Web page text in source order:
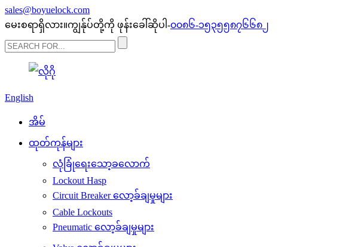
sales@boyuelock.com
မေးစရာရှိလား။ကျွန်ုပ်တို့ကို ဖုန်းခေါ်ဆိုပါ-၀၀၈၆-၁၅၃၅၅၈၇၆၆၈၂
English
အိမ်
ထုတ်ကုန်များ
လုံခြုံရေးသော့ခလောက်
Lockout Hasp
Circuit Breaker လော့ခ်ချမှုများ
Cable Lockouts
Pneumatic လော့ခ်ချမှုများ